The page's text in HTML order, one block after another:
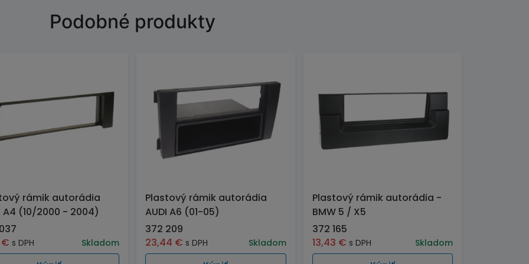
Podobné produkty
rámik autorádia
A4 (10/2000 - 2004)
€ s DPH Skladom
Plastový rámik autorádia
AUDI A6 (01-05)
372 209
23,44 € s DPH Skladom
Plastový rámik autorádia -
BMW 5 / X5
372 165
13,43 € s DPH Skladom